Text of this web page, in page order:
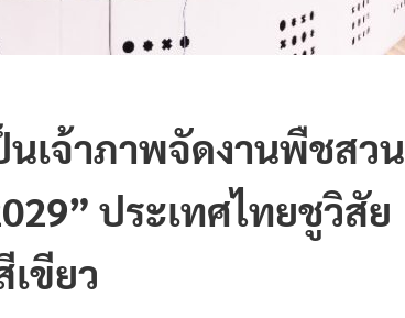
นเจ้าภาพจัดงานพืชสวน
ประเทศไทยชูวิสัย
ขียว